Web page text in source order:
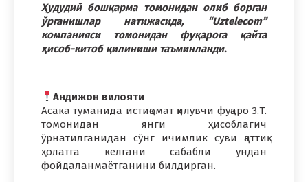
Ҳудудий бошқарма томонидан олиб борган
ўрганишлар натижасида, “Uztelecom”
компанияси томонидан фуқарога қайта
ҳисоб-китоб қилиниши таъминланди.
Андижон вилояти
Асака туманида истиқомат қилувчи фуқаро З.Т.
томонидан янги ҳисоблагич
ўрнатилганидан сўнг ичимлик суви қаттиқ
ҳолатга келгани сабабли ундан
фойдаланмаётганини билдирган.